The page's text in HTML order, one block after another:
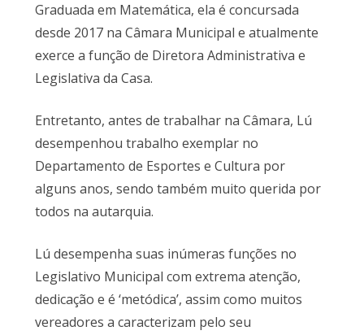
Graduada em Matemática, ela é concursada
desde 2017 na Câmara Municipal e atualmente
exerce a função de Diretora Administrativa e
Legislativa da Casa.
Entretanto, antes de trabalhar na Câmara, Lú
desempenhou trabalho exemplar no
Departamento de Esportes e Cultura por
alguns anos, sendo também muito querida por
todos na autarquia.
Lú desempenha suas inúmeras funções no
Legislativo Municipal com extrema atenção,
dedicação e é ‘metódica’, assim como muitos
vereadores a caracterizam pelo seu